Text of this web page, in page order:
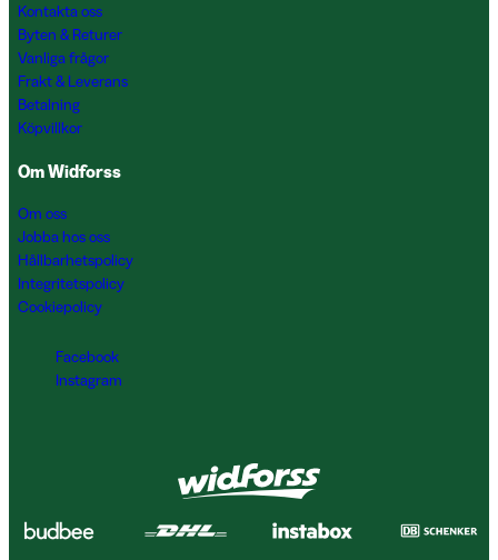
Kontakta oss
Byten & Returer
Vanliga frågor
Frakt & Leverans
Betalning
Köpvillkor
Om Widforss
Om oss
Jobba hos oss
Hållbarhetspolicy
Integritetspolicy
Cookiepolicy
Facebook
Instagram